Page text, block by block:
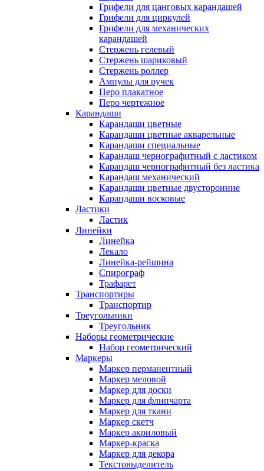
Грифели для цанговых карандашей
Грифели для циркулей
Грифели для механических
карандашей
Стержень гелевый
Стержень шариковый
Стержень роллер
Ампулы для ручек
Перо плакатное
Перо чертежное
Карандаши
Карандаши цветные
Карандаши цветные акварельные
Карандаши специальные
Карандаш чернографитный с ластиком
Карандаш чернографитный без ластика
Карандаш механический
Карандаши цветные двусторонние
Карандаши восковые
Ластики
Ластик
Линейки
Линейка
Лекало
Линейка-рейшина
Спирограф
Трафарет
Транспортиры
Транспортир
Треугольники
Треугольник
Наборы геометрические
Набор геометрический
Маркеры
Маркер перманентный
Маркер меловой
Маркер для доски
Маркер для флипчарта
Маркер для ткани
Маркер скетч
Маркер акриловый
Маркер-краска
Маркер для декора
Текстовыделитель